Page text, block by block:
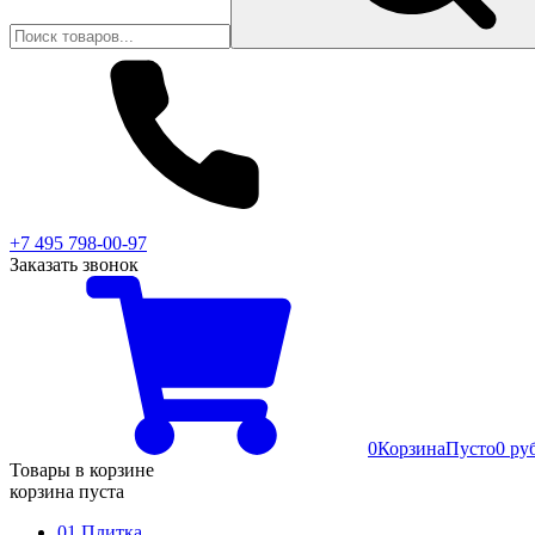
+7 495 798-00-97
Заказать звонок
0КорзинаПусто0
Товары в корзине
корзина пуста